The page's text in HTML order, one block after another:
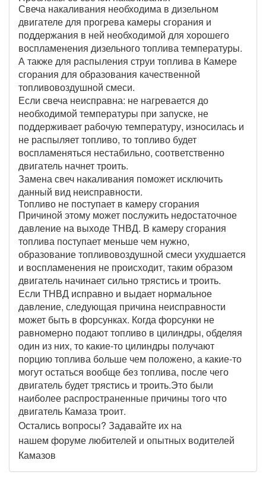
Свеча накаливания необходима в дизельном
двигателе для прогрева камеры сгорания и
поддержания в ней необходимой для хорошего
воспламенения дизельного топлива температуры.
А также для распыления струи топлива в Камере
сгорания для образования качественной
топливовоздушной смеси.
Если свеча неисправна: не нагревается до
необходимой температуры при запуске, не
поддерживает рабочую температуру, износилась и
не распыляет топливо, то топливо будет
воспламеняться нестабильно, соответственно
двигатель начнет троить.
Замена свеч накаливания поможет исключить
данный вид неисправности.
Топливо не поступает в камеру сгорания
Причиной этому может послужить недостаточное
давление на выходе ТНВД. В камеру сгорания
топлива поступает меньше чем нужно,
образование топливовоздушной смеси ухудшается
и воспламенения не происходит, таким образом
двигатель начинает сильно трястись и троить.
Если ТНВД исправно и выдает нормальное
давление, следующая причина неисправности
может быть в форсунках. Когда форсунки не
равномерно подают топливо в цилиндры, обделяя
один из них, то какие-то цилиндры получают
порцию топлива больше чем положено, а какие-то
могут остаться вообще без топлива, после чего
двигатель будет трястись и троить.Это были
наиболее распространенные причины того что
двигатель Камаза троит.
Остались вопросы? Задавайте их на
нашем форумелюбителей и опытных водителей
Камазов